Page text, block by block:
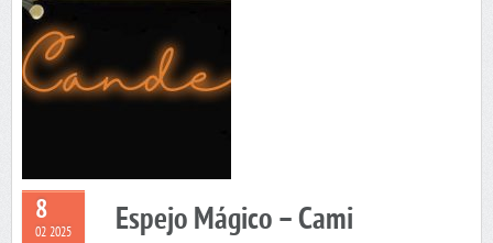
8
02 2025 Espejo Mágico – Cami